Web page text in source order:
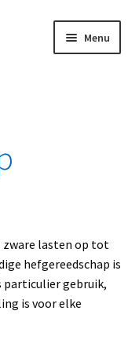
Menu
lasten op tot
hefgereedschap is
particulier gebruik,
is voor elke